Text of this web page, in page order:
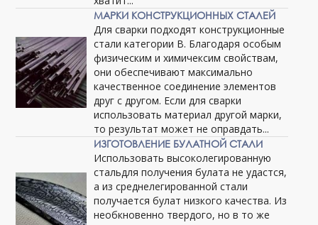
МАРКИ КОНСТРУКЦИОННЫХ СТАЛЕЙ
Для сварки подходят конструкционные
стали категории В. Благодаря особым
физическим и химичексим свойствам,
они обеспечивают максимально
качественное соединение элементов
друг с другом. Если для сварки
использовать материал другой марки,
то результат может не оправдать...
ИЗГОТОВЛЕНИЕ БУЛАТНОЙ СТАЛИ
Использовать высоколегированную
стальдля получения булата не удастся,
а из среднелегированной стали
получается булат низкого качества. Из
необкновенно твердого, но в то же